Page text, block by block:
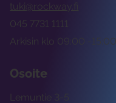
tuki@rockway.fi
Arkisin klo 09:00 -15:00
045 7731 1111
Osoite
Lemuntie 3-5